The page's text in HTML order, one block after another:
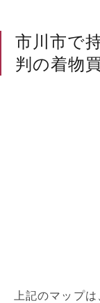
市川市で
判の着物
上記のマップ